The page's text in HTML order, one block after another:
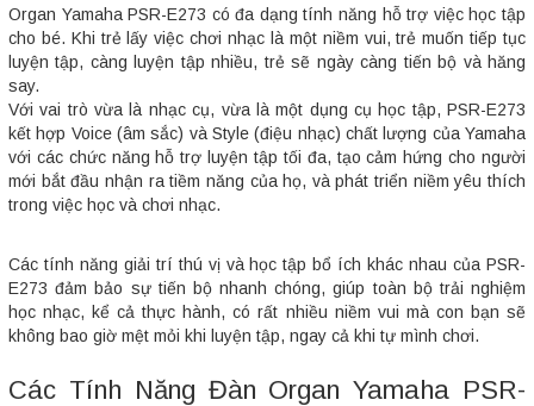
Organ Yamaha PSR-E273 có đa dạng tính năng hỗ trợ việc học tập
cho bé. Khi trẻ lấy việc chơi nhạc là một niềm vui, trẻ muốn tiếp tục
luyện tập, càng luyện tập nhiều, trẻ sẽ ngày càng tiến bộ và hăng
say.
Với vai trò vừa là nhạc cụ, vừa là một dụng cụ học tập, PSR-E273
kết hợp Voice (âm sắc) và Style (điệu nhạc) chất lượng của Yamaha
với các chức năng hỗ trợ luyện tập tối đa, tạo cảm hứng cho người
mới bắt đầu nhận ra tiềm năng của họ, và phát triển niềm yêu thích
trong việc học và chơi nhạc.
Các tính năng giải trí thú vị và học tập bổ ích khác nhau của PSR-
E273 đảm bảo sự tiến bộ nhanh chóng, giúp toàn bộ trải nghiệm
học nhạc, kể cả thực hành, có rất nhiều niềm vui mà con bạn sẽ
không bao giờ mệt mỏi khi luyện tập, ngay cả khi tự mình chơi.
Các Tính Năng Đàn Organ Yamaha PSR-